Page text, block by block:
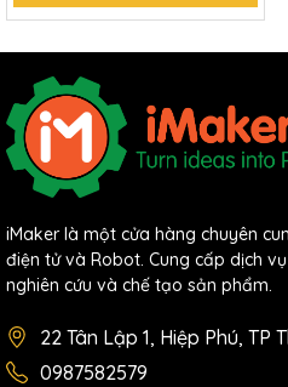
iMaker là một cửa hàng chuyên
điện tử và Robot. Cung cấp dịch
nghiên cứu và chế tạo sản phẩm.
22 Tân Lập 1, Hiệp Phú, TP
0987582579